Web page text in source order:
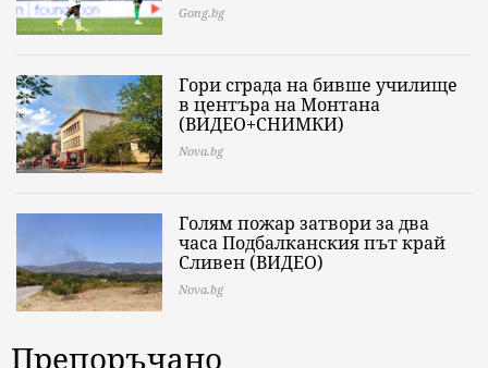
Gong.bg
Гори сграда на бивше училище
в центъра на Монтана
(ВИДЕО+СНИМКИ)
Nova.bg
Голям пожар затвори за два
часа Подбалканския път край
Сливен (ВИДЕО)
Nova.bg
Препоръчано